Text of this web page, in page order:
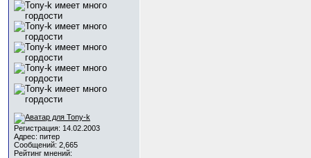
Регистрация: 14.02.2003
Адрес: питер
Сообщений: 2,665
Рейтинг мнений: